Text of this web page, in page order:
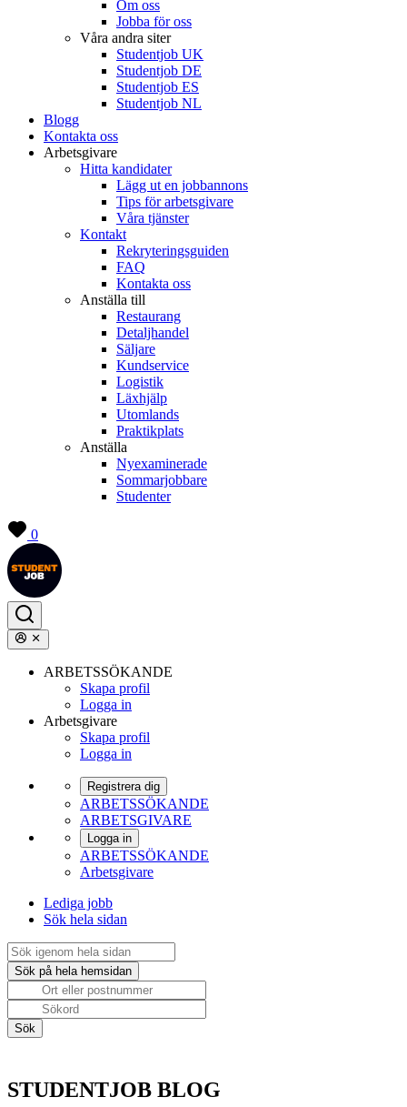
Om oss
Jobba för oss
Våra andra siter
Studentjob UK
Studentjob DE
Studentjob ES
Studentjob NL
Blogg
Kontakta oss
Arbetsgivare
Hitta kandidater
Lägg ut en jobbannons
Tips för arbetsgivare
Våra tjänster
Kontakt
Rekryteringsguiden
FAQ
Kontakta oss
Anställa till
Restaurang
Detaljhandel
Säljare
Kundservice
Logistik
Läxhjälp
Utomlands
Praktikplats
Anställa
Nyexaminerade
Sommarjobbare
Studenter
0
ARBETSSÖKANDE
Skapa profil
Logga in
Arbetsgivare
Skapa profil
Logga in
Registrera dig
ARBETSSÖKANDE
ARBETSGIVARE
Logga in
ARBETSSÖKANDE
Arbetsgivare
Lediga jobb
Sök hela sidan
STUDENTJOB BLOG